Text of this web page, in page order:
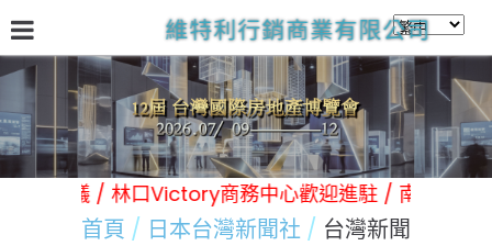
維特利行銷商業有限公司
關於我們 台灣國際房地產展 林口Victory商務中心 日
會議 / 林口Victory商務中心歡迎進駐 / 南投海盜
首頁 日本台灣新聞社
台灣新聞